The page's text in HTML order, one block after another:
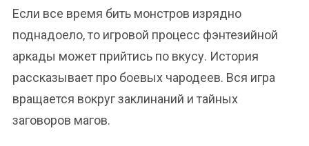
Если все время бить монстров изрядно
поднадоело, то игровой процесс фэнтезийной
аркады может прийтись по вкусу. История
рассказывает про боевых чародеев. Вся игра
вращается вокруг заклинаний и тайных
заговоров магов.